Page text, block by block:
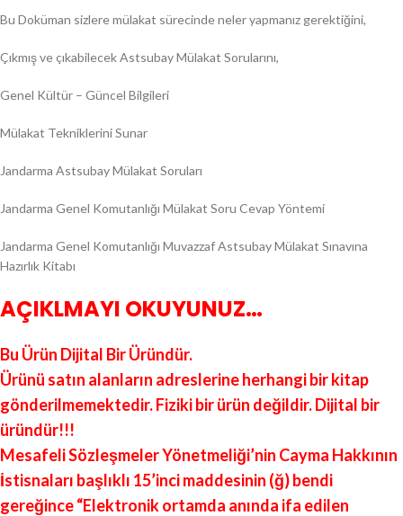
Bu Doküman sizlere mülakat sürecinde neler yapmanız gerektiğini,
Çıkmış ve çıkabilecek Astsubay Mülakat Sorularını,
Genel Kültür – Güncel Bilgileri
Mülakat Tekniklerini Sunar
Jandarma Astsubay Mülakat Soruları
Jandarma Genel Komutanlığı Mülakat Soru Cevap Yöntemi
Jandarma Genel Komutanlığı Muvazzaf Astsubay Mülakat Sınavına
Hazırlık Kitabı
AÇIKLMAYI OKUYUNUZ…
Bu Ürün Dijital Bir Üründür.
Ürünü satın alanların adreslerine herhangi bir kitap
gönderilmemektedir. Fiziki bir ürün değildir. Dijital bir
üründür!!!
Mesafeli Sözleşmeler Yönetmeliği’nin Cayma Hakkının
İstisnaları başlıklı 15’inci maddesinin (ğ) bendi
gereğince “Elektronik ortamda anında ifa edilen